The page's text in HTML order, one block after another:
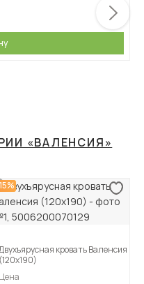
«ВАЛЕНСИЯ»
кровать Валенсия
(120х190)
Цена